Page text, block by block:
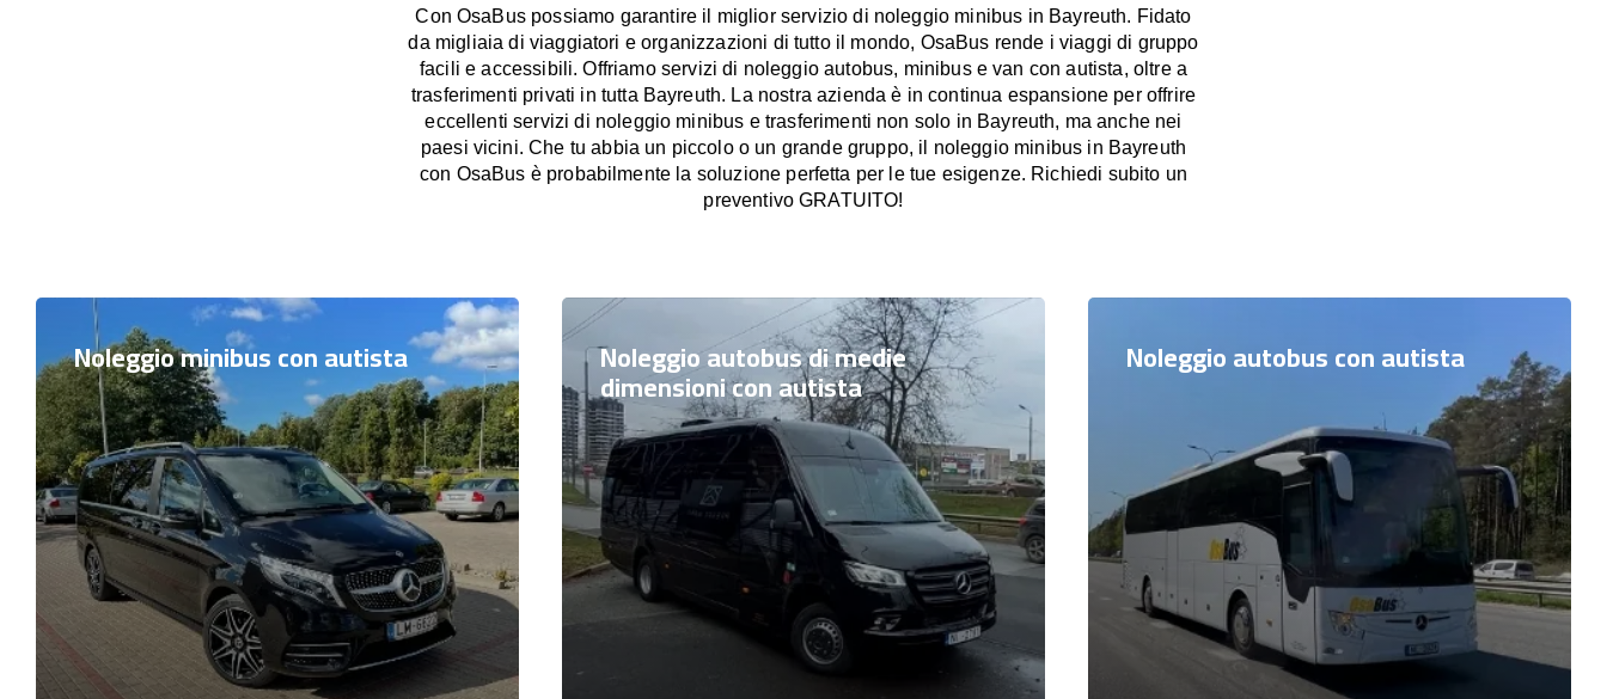
Con OsaBus possiamo garantire il miglior servizio di noleggio minibus in Bayreuth. Fidato
da migliaia di viaggiatori e organizzazioni di tutto il mondo, OsaBus rende i viaggi di gruppo
facili e accessibili. Offriamo servizi di noleggio autobus, minibus e van con autista, oltre a
trasferimenti privati in tutta Bayreuth. La nostra azienda è in continua espansione per offrire
eccellenti servizi di noleggio minibus e trasferimenti non solo in Bayreuth, ma anche nei
paesi vicini. Che tu abbia un piccolo o un grande gruppo, il noleggio minibus in Bayreuth
con OsaBus è probabilmente la soluzione perfetta per le tue esigenze. Richiedi subito un
preventivo GRATUITO!
Noleggio minibus con autista Noleggio autobus di medie
dimensioni con autista
Noleggio autobus con autista